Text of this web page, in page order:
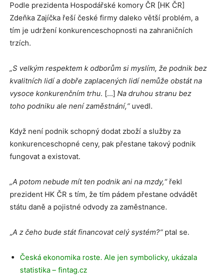
Podle prezidenta Hospodářské komory ČR [HK ČR]
Zdeňka Zajíčka řeší české firmy daleko větší problém, a
tím je udržení konkurenceschopnosti na zahraničních
trzích.
„S velkým respektem k odborům si myslím, že podnik bez
kvalitních lidí a dobře zaplacených lidí nemůže obstát na
vysoce konkurenčním trhu. […] Na druhou stranu bez
toho podniku ale není zaměstnání,“uvedl.
Když není podnik schopný dodat zboží a služby za
konkurenceschopné ceny, pak přestane takový podnik
fungovat a existovat.
„A potom nebude mít ten podnik ani na mzdy,“ řekl
prezident HK ČR s tím, že tím pádem přestane odvádět
státu daně a pojistné odvody za zaměstnance.
„A z čeho bude stát financovat celý systém?“ptal se.
Česká ekonomika roste. Ale jen symbolicky, ukázala
statistika – fintag.cz